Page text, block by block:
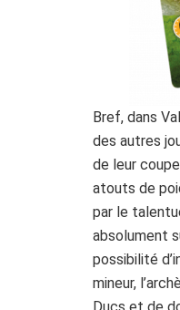
Bref, dans
des autres
de leur
atouts de
par le
absolument
possibilité
mineur,